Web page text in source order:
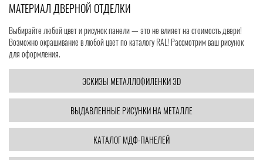
МАТЕРИАЛ ДВЕРНОЙ ОТДЕЛКИ
Выбирайте любой цвет и рисунок панели — это не влияет на стоимость двери!
Возможно окрашивание в любой цвет по каталогу RAL! Рассмотрим ваш рисунок
для оформления.
ЭСКИЗЫ МЕТАЛЛОФИЛЕНКИ 3D
ВЫДАВЛЕННЫЕ РИСУНКИ НА МЕТАЛЛЕ
КАТАЛОГ МДФ-ПАНЕЛЕЙ